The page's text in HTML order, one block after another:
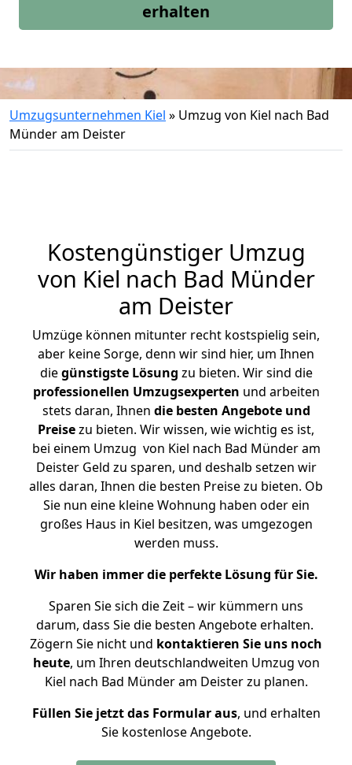
erhalten
Umzugsunternehmen Kiel » Umzug von Kiel nach Bad
Münder am Deister
Kostengünstiger Umzug
von Kiel nach Bad Münder
am Deister
Umzüge können mitunter recht kostspielig sein,
aber keine Sorge, denn wir sind hier, um Ihnen
diegünstigste Lösung zu bieten. Wir sind die
professionellen Umzugsexperten und arbeiten
stets daran, Ihnen die besten Angebote und
Preisezu bieten. Wir wissen, wie wichtig es ist,
bei einem Umzug von Kiel nach Bad Münder am
Deister Geld zu sparen, und deshalb setzen wir
alles daran, Ihnen die besten Preise zu bieten. Ob
Sie nun eine kleine Wohnung haben oder ein
großes Haus in Kiel besitzen, was umgezogen
werden muss.
Wir haben immer die perfekte Lösung für Sie.
Sparen Sie sich die Zeit – wir kümmern uns
darum, dass Sie die besten Angebote erhalten.
Zögern Sie nicht und kontaktieren Sie uns noch
heute, um Ihren deutschlandweiten Umzug von
Kiel nach Bad Münder am Deister zu planen.
Füllen Sie jetzt das Formular aus, und erhalten
Sie kostenlose Angebote.